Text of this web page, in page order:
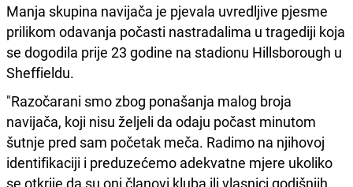
Manja skupina navijača je pjevala uvredljive pjesme
prilikom odavanja počasti nastradalima u tragediji koja
se dogodila prije 23 godine na stadionu Hillsborough u
Sheffieldu.
"Razočarani smo zbog ponašanja malog broja
navijača, koji nisu željeli da odaju počast minutom
šutnje pred sam početak meča. Radimo na njihovoj
identifikaciji i preduzećemo adekvatne mjere ukoliko
se otkrije da su oni članovi kluba ili vlasnici godišnjih